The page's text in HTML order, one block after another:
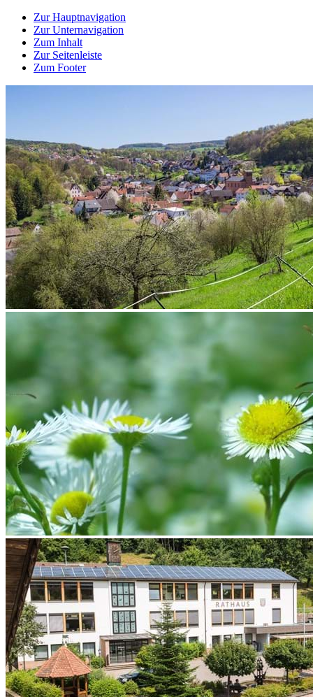
Zur Hauptnavigation
Zur Unternavigation
Zum Inhalt
Zur Seitenleiste
Zum Footer